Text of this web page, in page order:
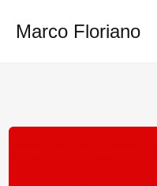
paraMarco Floriano